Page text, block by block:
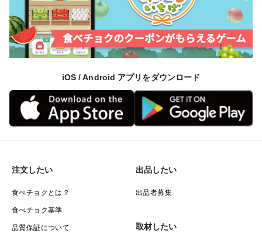
iOS / Android アプリをダウンロード
注文したい
食べチョクとは？
食べチョク基準
品質保証について
出品したい
出品者募集
取材したい